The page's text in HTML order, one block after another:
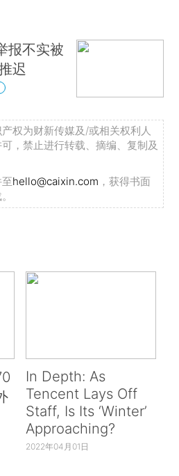
报不实被
迟
权为财新传媒及/或相关权利人
，禁止进行转载、摘编、复制及
hello@caixin.com ，获得书面
In Depth: As
Tencent Lays Off
Staff, Is Its ‘Winter’
Approaching?
2022年04月01日